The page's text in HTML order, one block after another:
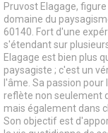
Pruvost Elagage,
domaine du
60140. Fort d'une
s'étendant sur
Elagage est bien plus
paysagiste ; c'est un
l'âme. Sa passion
reflète non seulement
mais également dans
Son objectif est